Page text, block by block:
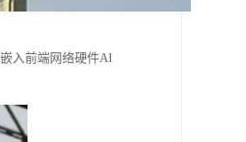
入前端网络硬件AI